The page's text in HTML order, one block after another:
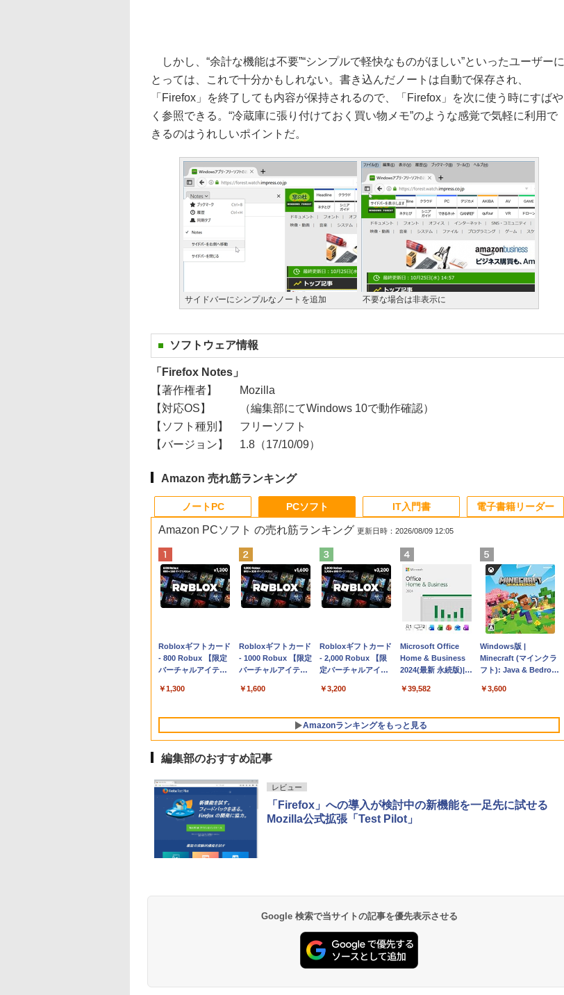
しかし、“余計な機能は不要”“シンプルで軽快なものがほしい”といったユーザーに
とっては、これで十分かもしれない。書き込んだノートは自動で保存され、
「Firefox」を終了しても内容が保持されるので、「Firefox」を次に使う時にすばや
く参照できる。“冷蔵庫に張り付けておく買い物メモ”のような感覚で気軽に利用で
きるのはうれしいポイントだ。
サイドバーにシンプルなノートを追加 不要な場合は非表示に
ソフトウェア情報
「Firefox Notes」
【著作権者】
Mozilla
【対応OS】
（編集部にてWindows 10で動作確認）
【ソフト種別】
フリーソフト
【バージョン】
1.8（17/10/09）
Amazon 売れ筋ランキング
ノートPC
Apple 2026
MacBook Neo A18
Proチップ搭載13イ
AIとApple
設計、Liquid Retina
ユニファイドメモ
リ、256GB SSDスト
レージ、1080p
- インディゴ
￥119,800
tomtoc 360°保護
15.6 16インチ パソコ
ンケース Dell NEC
dynabook Lenovo
￥2,952
Apple 2026
MacBook Air M5チ
ップ搭載13インチノ
Apple Intelligence、
Retinaディスプレ
イ、16GBユニファイ
ドメモリ、1TB SSD
ドナイト
￥278,800
【Amazon.co.jp限
定】 HP ノートパソ
コン 15-fd 15.6イン
512GB SSD インテ
￥129,800
FMV ノートパソコン
WE1-K3 (MS 365
Personal/Copilotキー
型/Core i5/16GB/SSD
FMVWK3E15W_AZ
￥139,880
PCソフト
Amazon PCソフト の売れ筋ランキング 更新日時：2026/08/09 12:05
Robloxギフトカード
- 800 Robux 【限定
バーチャルアイテム
ンゲームコード】 ロ
インコード版
￥1,300
Robloxギフトカード
- 1000 Robux 【限定
バーチャルアイテム
ンゲームコード】 ロ
ンコード版
￥1,600
Robloxギフトカード
- 2,000 Robux 【限
定バーチャルアイテ
インゲームコード】
ラインコード版
￥3,200
Microsoft Office
Home & Business
2024(最新 永続版)|オ
版|Windows11、
￥39,582
Windows版 |
Minecraft (マインクラ
フト): Java & Bedrock
ード版
￥3,600
Amazonランキングをもっと見る
IT入門書
￥1,292
マニュアル AI副業に
もKindle出版にも！
非エンジニアのため
のAIコーディング入
￥99
ズ (はぴーイラスト
￥480
電子書籍リーダー
るさ自動調整、色調
持続バッテリー、広
告なし、メタリック
￥27,980
ト、12週間持続バッ
ブラック
￥22,980
レイ、色調調節ライ
ッテリー、広告無
し、ブラック (2025
年発売)
￥31,980
編集部のおすすめ記事
レビュー
「Firefox」への導入が検討中の新機能を一足先に試せる
Mozilla公式拡張「Test Pilot」
Google 検索で当サイトの記事を優先表示させる